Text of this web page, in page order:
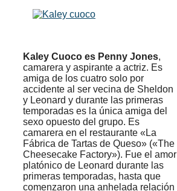
Kaley Cuoco es Penny Jones,
camarera y aspirante a actriz. Es
amiga de los cuatro solo por
accidente al ser vecina de Sheldon
y Leonard y durante las primeras
temporadas es la única amiga del
sexo opuesto del grupo. Es
camarera en el restaurante «La
Fábrica de Tartas de Queso» («The
Cheesecake Factory»). Fue el amor
platónico de Leonard durante las
primeras temporadas, hasta que
comenzaron una anhelada relación